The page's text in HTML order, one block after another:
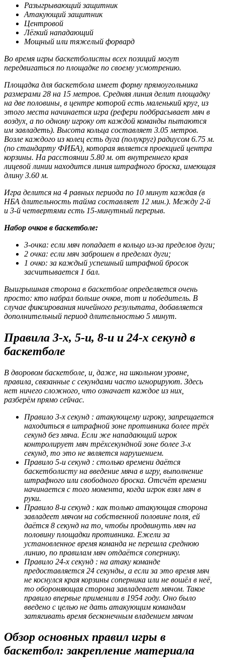
Разыгрывающий защитник
Атакующий защитник
Центровой
Лёгкий нападающий
Мощный или тяжелый форвард
Во время игры баскетболисты всех позиций могут
передвигаться по площадке по своему усмотрению.
Площадка для баскетбола имеет форму прямоугольника
размерами 28 на 15 метров. Средняя линия делит площадку
на две половины, в центре которой есть маленький круг, из
этого места начинается игра (рефери подбрасывает мяч в
воздух, а по одному игроку от каждой команды пытаются
им завладеть). Высота кольца составляет 3.05 метров.
Возле каждого из колец есть дуга (полукруг) радиусом 6.75 м.
(по стандарту ФИБА), которая является проекцией центра
корзины. На расстоянии 5.80 м. от внутреннего края
лицевой линии находится линия штрафного броска, имеющая
длину 3.60 м.
Игра делится на 4 равных периода по 10 минут каждая (в
НБА длительность тайма составляет 12 мин.). Между 2-й
и 3-й четвертями есть 15-минутный перерыв.
Набор очков в баскетболе:
3-очка: если мяч попадает в кольцо из-за пределов дуги;
2 очка: если мяч заброшен в пределах дуги;
1 очко: за каждый успешный штрафной бросок
засчитывается 1 бал.
Выигрышная сторона в баскетболе определяется очень
просто: кто набрал больше очков, тот и победитель. В
случае фиксирования ничейного результата, добавляется
дополнительный период длительностью 5 минут.
Правила 3-х, 5-и, 8-и и 24-х секунд в
баскетболе
В дворовом баскетболе, и, даже, на школьном уровне,
правила, связанные с секундами часто игнорируют. Здесь
нет ничего сложного, что означает каждое из них,
разберём прямо сейчас.
Правило 3-х секунд : атакующему игроку, запрещается
находиться в штрафной зоне противника более трёх
секунд без мяча. Если же нападающий игрок
контролирует мяч трёхсекундной зоне более 3-х
секунд, то это не является нарушением.
Правило 5-и секунд : столько времени даётся
баскетболисту на введение мяча в игру, выполнение
штрафного или свободного броска. Отсчёт времени
начинается с того момента, когда игрок взял мяч в
руки.
Правило 8-и секунд : как только атакующая сторона
завладеет мячом на собственной половине поля, ей
даётся 8 секунд на то, чтобы продвинуть мяч на
половину площадки противника. Ежели за
установленное время команда не перешла среднюю
линию, по правилам мяч отдаётся сопернику.
Правило 24-х секунд : на атаку команде
предоставляется 24 секунды, а если за это время мяч
не коснулся края корзины соперника или не вошёл в неё,
то обороняющая сторона завладевает мячом. Такое
правило впервые применили в 1954 году. Оно было
введено с целью не дать атакующим командам
затягивать время бесконечным владением мячом
Обзор основных правил игры в
баскетбол: закрепление материала